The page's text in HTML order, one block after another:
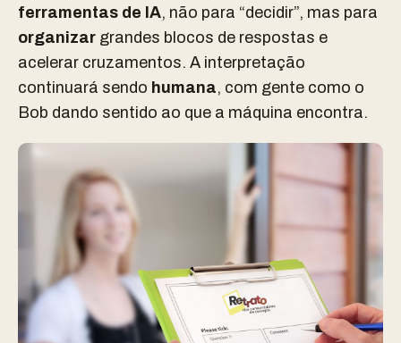
ferramentas de IA, não para “decidir”, mas para
organizar grandes blocos de respostas e
acelerar cruzamentos. A interpretação
continuará sendo humana, com gente como o
Bob dando sentido ao que a máquina encontra.